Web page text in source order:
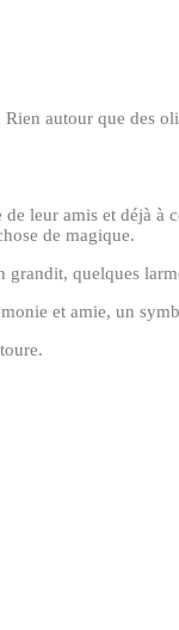
autour que des
leur amis et déjà à
de magique.
quelques
et amie, un